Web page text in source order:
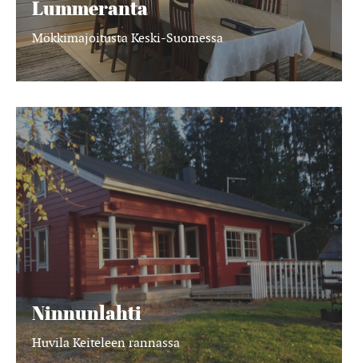
Lummeranta
Mökkimajoitusta Keski-Suomessa
Ninnunlahti
Ninnunlahti
Huvila Keiteleen rannassa